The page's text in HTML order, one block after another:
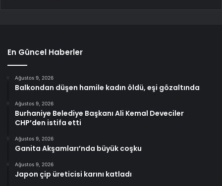
En Güncel Haberler
Ağustos 9, 2026
Balkondan düşen hamile kadın öldü, eşi gözaltında
Ağustos 9, 2026
Burhaniye Belediye Başkanı Ali Kemal Deveciler
CHP’den istifa etti
Ağustos 9, 2026
Ganita Akşamları’nda büyük coşku
Ağustos 9, 2026
Japon çip üreticisi karını katladı